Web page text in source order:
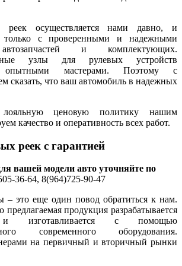
реек осуществляется нами давно, и
только с проверенными и надежными
и комплектующих.
узлы для рулевых устройств
опытными мастерами. Поэтому с
сказать, что ваш автомобиль в надежных
ценовую политику нашим
качество и оперативность всех работ.
реек с гарантией
вашей модели авто уточняйте по
36-64, 8(964)725-90-47
– это еще один повод обратиться к нам.
предлагаемая продукция разрабатывается
и изготавливается с помощью
современного оборудования.
на первичный и вторичный рынки